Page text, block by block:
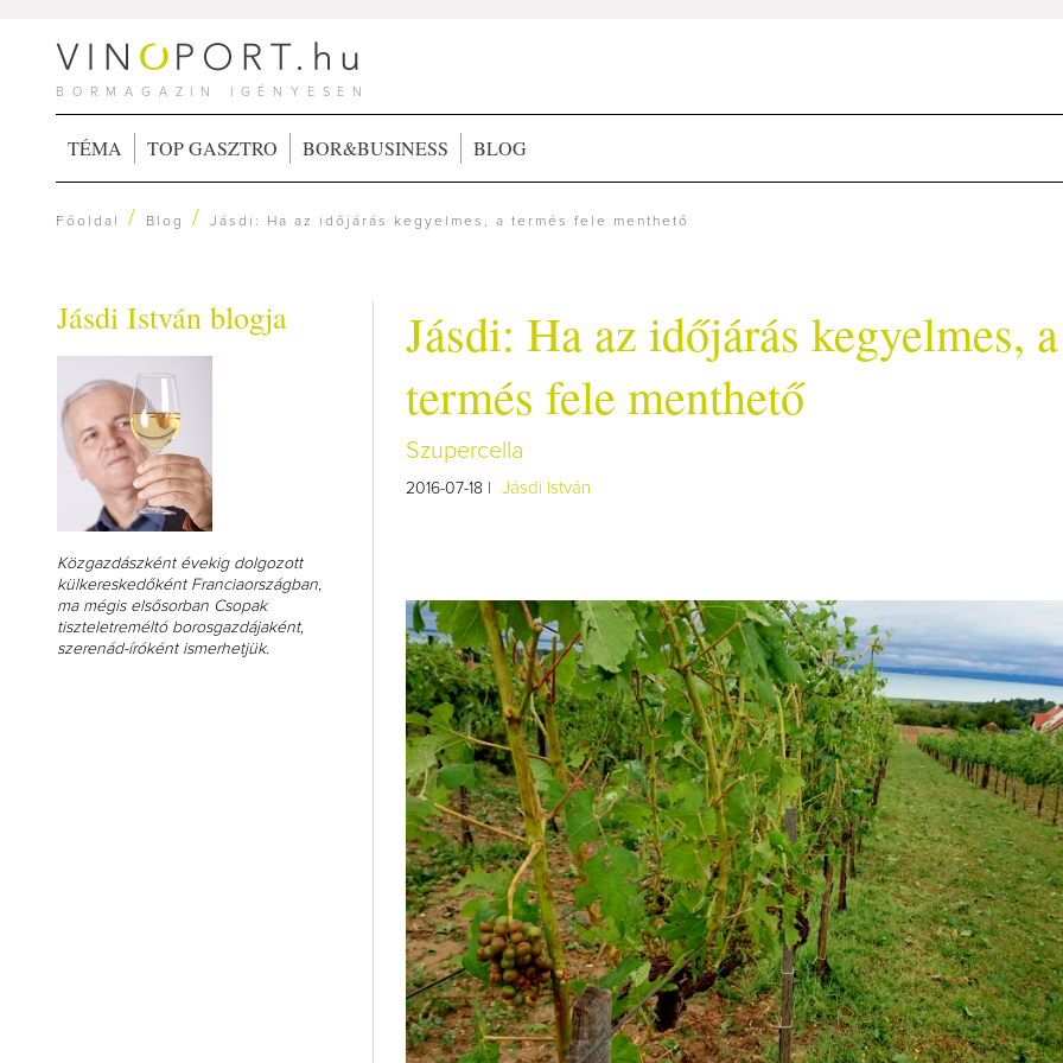
BORMAGAZIN IGÉNYESEN
TÉMA TOP GASZTRO BOR&BUSINESS BLOG
Főoldal / Blog /Jásdi: Ha az időjárás kegyelmes, a termés fele menthető
Jásdi István blogja
Közgazdászként évekig dolgozott
külkereskedőként Franciaországban,
ma mégis elsősorban Csopak
tiszteletreméltó borosgazdájaként,
szerenád-íróként ismerhetjük.
Jásdi: Ha az időjárás kegyelmes, a
termés fele menthető
Szupercella
2016-07-18 | Jásdi István
Így lesz valaki egy
borász #26 -
poszt
Az extra ráadás fotók
pillanatokat